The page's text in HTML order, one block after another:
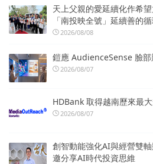
天上父親的愛延續化作希
「南投映全號」延續善的
2026/08/08
鎧應 AudienceSense 臉
2026/08/07
HDBank 取得越南歷來最
2026/08/07
創智動能強化AI與經營雙
邀分享AI時代投資思維